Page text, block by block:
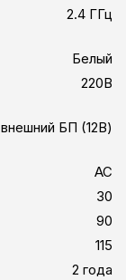
2.4 ГГц
Белый
220В
внешний БП (12В)
AC
30
90
115
2 года